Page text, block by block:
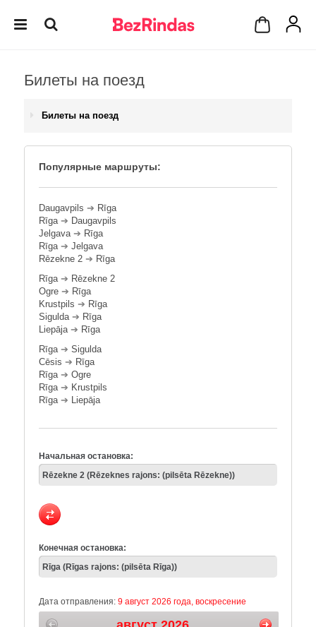
Билеты на поезд
Билеты на поезд
Популярные маршруты:
Daugavpils ➔ Rīga
Rīga➔ Daugavpils
Jelgava➔ Rīga
Rīga➔ Jelgava
Rēzekne 2 ➔ Rīga
Rīga➔ Rēzekne 2
Ogre ➔ Rīga
Krustpils ➔ Rīga
Sigulda➔ Rīga
Liepāja➔ Rīga
Rīga➔ Sigulda
Cēsis ➔ Rīga
Rīga➔ Ogre
Rīga➔ Krustpils
Rīga➔ Liepāja
Начальная остановка:
Конечная остановка:
Дата отправления: 9 август 2026 года, воскресение